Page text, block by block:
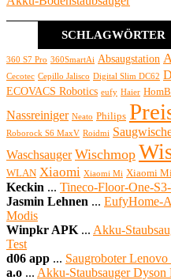
SCHLAGWÖRTER
360 S7 Pro 360SmartAi Absaugstation
Cecotec Cepillo Jalisco Digital Slim DC62
ECOVACS Robotics eufy Haier
Nassreiniger Neato Philips
Roborock S6 MaxV Roidmi
Waschsauger Wischmop
WLAN Xiaomi Xiaomi Mi Xiaomi
Keckin ... Tineco-Floor-One-
Jasmin Lehnen ... EufyHome-
Modis
Winpkr APK ... Akku-
Test
d06 app ... Saugroboter
a.o ... Akku-Staubsauger